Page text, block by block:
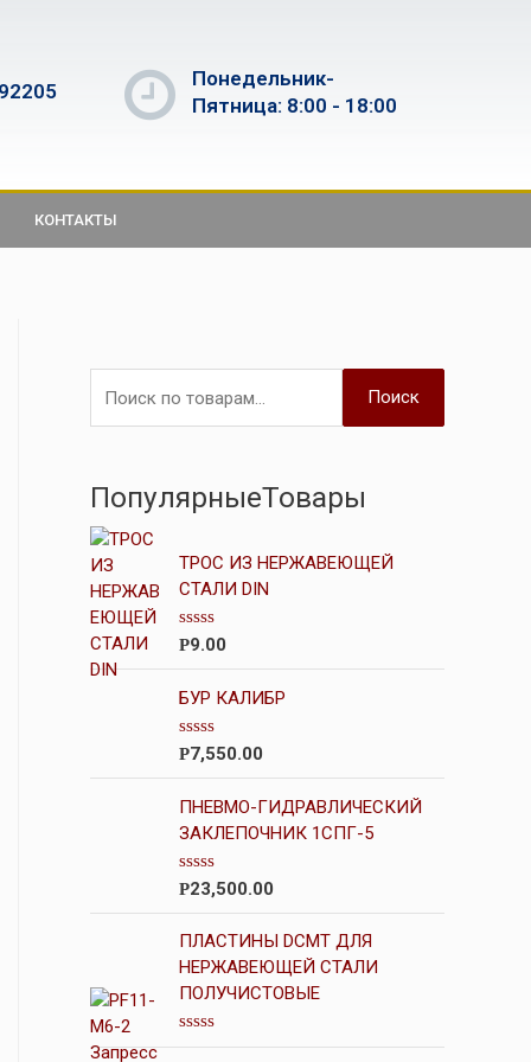
Понедельник-
Пятница: 8:00 - 18:00
КОНТАКТЫ
Поиск
ПопулярныеТовары
ТРОС ИЗ НЕРЖАВЕЮЩЕЙ
СТАЛИ DIN
О
н
а
0
з
5
Р9.00
БУР КАЛИБР
О
н
к
а
0
з
5
Р7,550.00
ПНЕВМО-ГИДРАВЛИЧЕСКИЙ
ЗАКЛЕПОЧНИК 1СПГ-5
О
н
к
а
0
з
5
Р23,500.00
ПЛАСТИНЫ DCMT ДЛЯ
НЕРЖАВЕЮЩЕЙ СТАЛИ
ПОЛУЧИСТОВЫЕ
О